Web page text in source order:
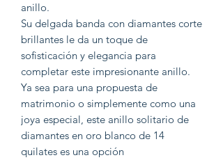
anillo.
Su delgada banda con diamantes corte
brillantes le da un toque de
sofisticación y elegancia para
completar este impresionante anillo.
Ya sea para una propuesta de
matrimonio o simplemente como una
joya especial, este anillo solitario de
diamantes en oro blanco de 14
quilates es una opción